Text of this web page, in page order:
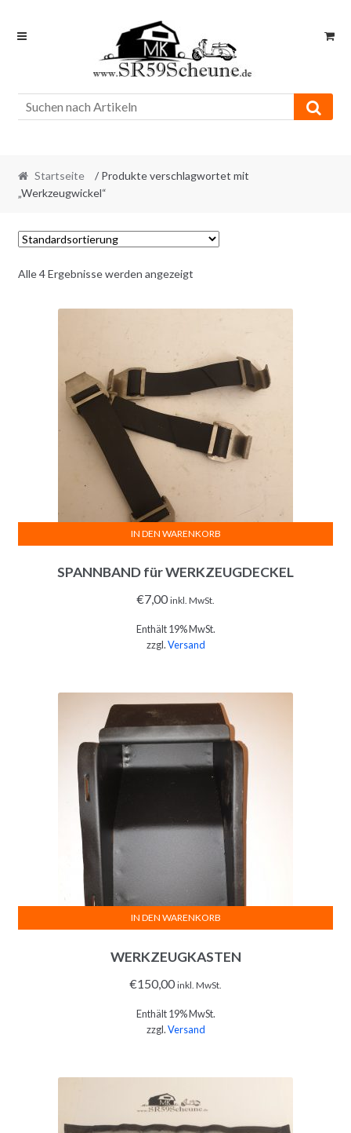
Skip
Skip
Startseite
/ Produkte verschlagwortet mit
„Werkzeugwickel“
Alle 4 Ergebnisse werden angezeigt
SPANNBAND für WERKZEUGDECKEL
€7,00 inkl. MwSt.
Enthält 19% MwSt.
zzgl.Versand
IN DEN WARENKORB
WERKZEUGKASTEN
€150,00 inkl. MwSt.
Enthält 19% MwSt.
zzgl.Versand
IN DEN WARENKORB